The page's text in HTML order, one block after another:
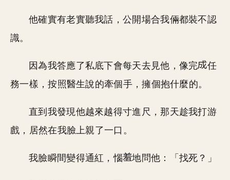
他確實有老實聽我話，公開場合我倆都裝不認
識。
因為我答應了私底下會每天去見他，像完
任
務一樣，按照醫生說的牽個手，擁個抱什麼的。
直到我發現他越來越得寸進尺，那天趁我打游
戲，居然在我臉上親了一口。
我臉瞬間變得通紅，惱 地問他：「找死？」